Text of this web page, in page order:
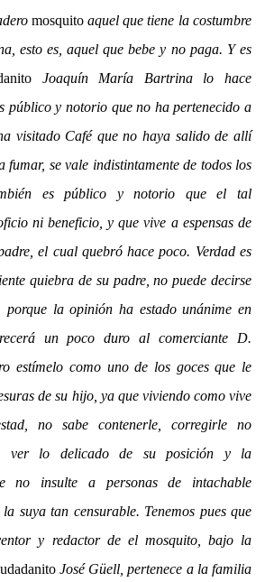
mosquitoaquel que tiene la costumbre
esto es, aquel que bebe y no paga. Y es
Joaquín María Bartrina lo hace
público y notorio que no ha pertenecido a
visitado Café que no haya salido de allí
fumar, se vale indistintamente de todos los
es público y notorio que el tal
ni beneficio, y que vive a espensas de
el cual quebró hace poco. Verdad es
quiebra de su padre, no puede decirse
porque la opinión ha estado unánime en
un poco duro al comerciante D.
estímelo como uno de los goces que le
de su hijo, ya que viviendo como vive
no sabe contenerle, corregirle no
ver lo delicado de su posición y la
no insulte a personas de intachable
suya tan censurable. Tenemos pues que
y redactor de el mosquito, bajo la
José Güell, pertenece a la familia